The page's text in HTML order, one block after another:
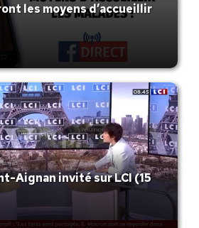
les moyens d’accueillir
Aignan invité sur LCI (15